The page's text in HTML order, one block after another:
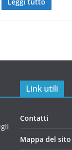
Link utili
Contatti
Mappa del sito